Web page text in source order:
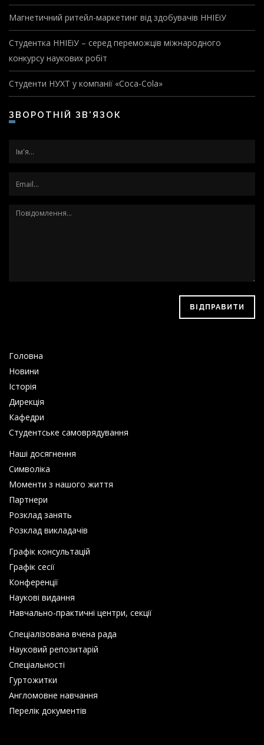
Магнетичний ритейл-маркетинг від здобувачів ННІЕіУ
Студентка ННІЕіУ – серед переможців міжнародного
конкурсу наукових робіт
Студенти НУХТ у компанії «Coca-Cola»
ЗВОРОТНІЙ ЗВ'ЯЗОК
ВІДПРАВИТИ
Головна
Новини
Історія
Дирекція
Кафедри
Студентське самоврядування
Наші досягнення
Символіка
Моменти з нашого життя
Партнери
Розклад занять
Розклад викладачів
Графік консультацій
Графік сесії
Конференції
Наукові видання
Навчально-практичні центри, секції
Спеціалізована вчена рада
Науковий репозитарій
Спеціальності
Гуртожитки
Англомовне навчання
Перелік документів